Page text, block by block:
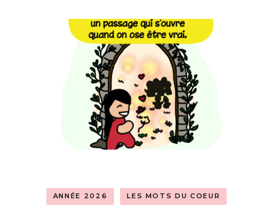
ANNÉE 2026 LES MOTS DU COEUR